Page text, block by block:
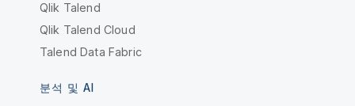
Qlik Talend
Qlik Talend Cloud
Talend Data Fabric
분석 및 AI